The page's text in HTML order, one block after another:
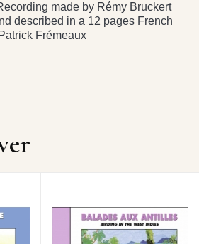
made by Rémy Bruckert
described in a 12 pages French
Frémeaux